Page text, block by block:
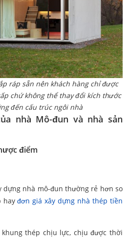
ráp sẵn nên khách hàng chỉ được
chứ không thể thay đổi kích thước
đến cấu trúc ngôi nhà
nhà Mô-đun và nhà sản
điểm
dựng nhà mô-đun thường rẻ hơn so
hayđơn giá xây dựng nhà thép tiền
thép chịu lực, chịu được thời